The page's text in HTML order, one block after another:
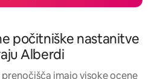
počitniške nastanitve
Alberdi
imajo visoke ocene